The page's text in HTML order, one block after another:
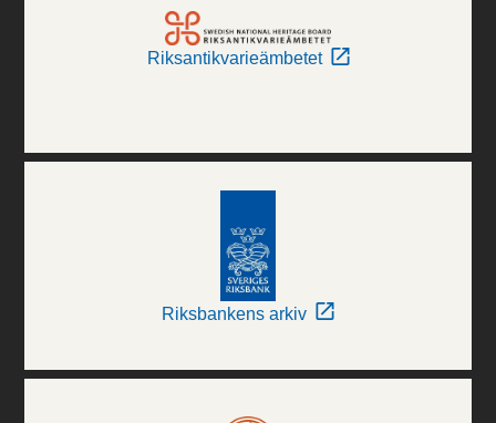
Riksantikvarieämbetet
Riksbankens arkiv